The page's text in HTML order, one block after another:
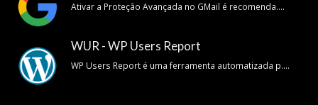
Ativar a Proteção Avançada no GMail é recomenda....
WUR - WP Users Report
WP Users Report é uma ferramenta automatizada p....